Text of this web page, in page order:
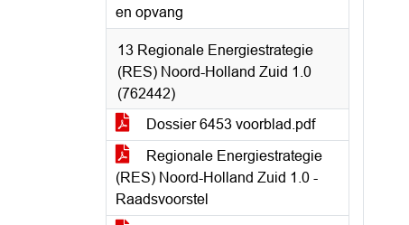
en opvang
13 Regionale Energiestrategie
(RES) Noord-Holland Zuid 1.0
(762442)
Dossier 6453 voorblad.pdf
Regionale Energiestrategie
(RES) Noord-Holland Zuid 1.0 -
Raadsvoorstel